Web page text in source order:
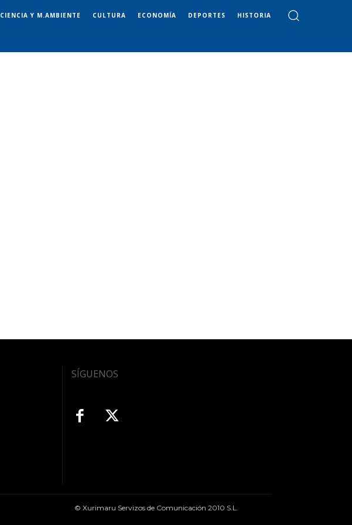
CIENCIA Y M.AMBIENTE CULTURA ECONOMÍA DEPORTES HISTORIA
SÍGUENOS
© Xurimaru Servizos de Comunicación 2010 S.L.